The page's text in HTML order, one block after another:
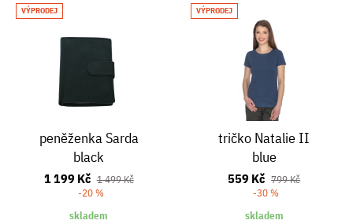
VÝPRODEJ
peněženka Sarda
black
1 199 Kč 1 499 Kč
-20 %
skladem
VÝPRODEJ
tričko Natalie II
blue
559 Kč 799 Kč
-30 %
skladem